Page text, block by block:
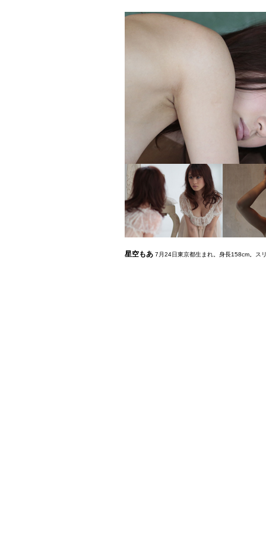
星空もあ 7月24日東京都生まれ。身長158cm。ス